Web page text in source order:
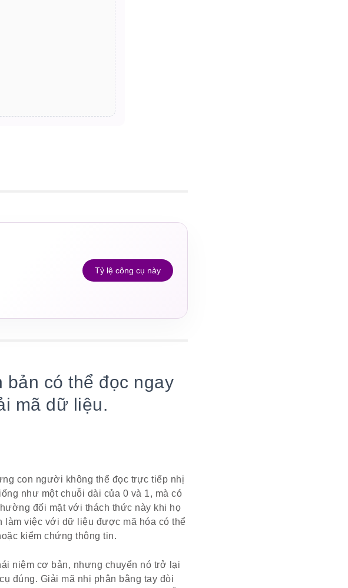
Tỷ lệ công cụ này
bản có thể đọc ngay
mã dữ liệu.
con người không thể đọc trực tiếp nhị
như một chuỗi dài của 0 và 1, mà có
đối mặt với thách thức này khi họ
làm việc với dữ liệu được mã hóa có thể
kiểm chứng thông tin.
niệm cơ bản, nhưng chuyển nó trở lại
đúng. Giải mã nhị phân bằng tay đòi